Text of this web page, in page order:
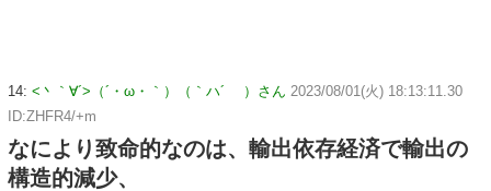
14: <丶｀∀´>（´・ω・｀）（｀ハ´ ）さん 2023/08/01(火) 18:13:11.30
ID:ZHFR4/+m
なにより致命的なのは、輸出依存経済で輸出の
構造的減少、